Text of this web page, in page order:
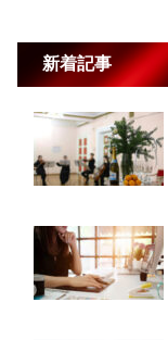
新着記事